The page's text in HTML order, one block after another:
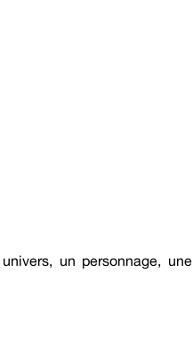
un personnage, une